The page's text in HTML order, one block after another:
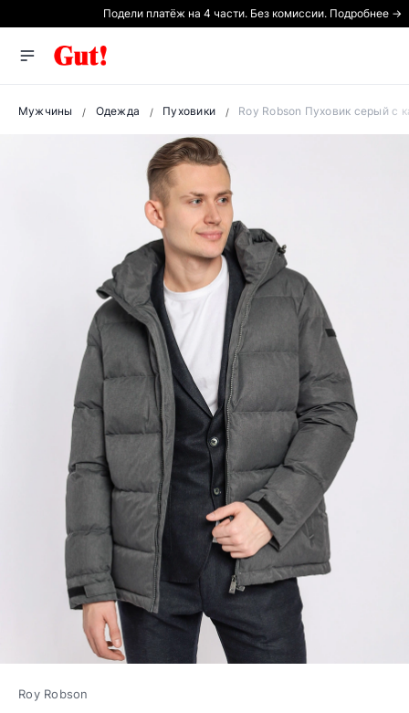
Подели платёж на 4 части. Без комиссии. Подробнее →
Мужчины Одежда Пуховики Roy Robson Пуховик серый с
Roy Robson